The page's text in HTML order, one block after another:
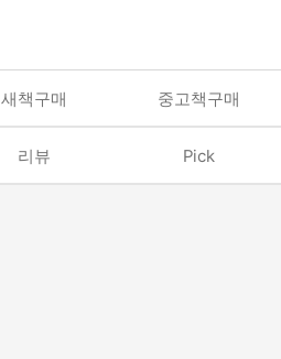
새책구매 중고책구매
리뷰 Pick